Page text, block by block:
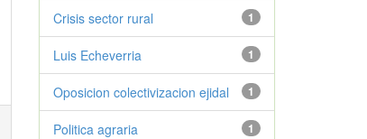
1
Crisis sector rural
1
Luis Echeverria
1
Oposicion colectivizacion ejidal
1
Politica agraria